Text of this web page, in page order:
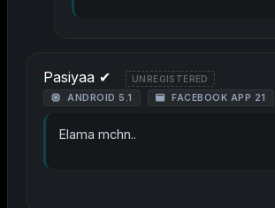
Pasiyaa ✔ UNREGISTERED
ANDROID 5.1 FACEBOOK APP 21
Elama mchn..